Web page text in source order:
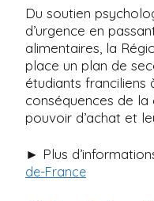
Du soutien
d’urgence en
alimentaires, la
place un plan de
étudiants franciliens
conséquences de la
pouvoir d’achat et
► Plus
de-France